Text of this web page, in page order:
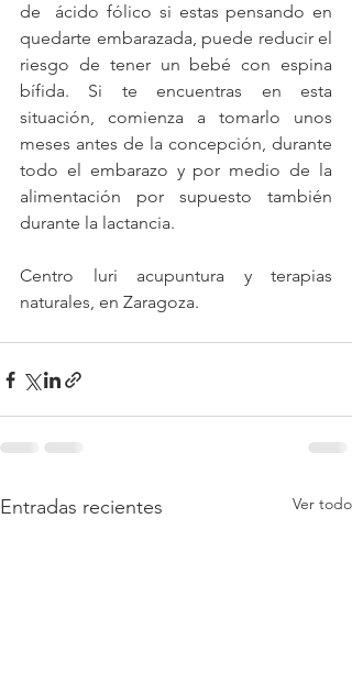
de  ácido fólico si estas pensando en
quedarte embarazada, puede reducir el
riesgo de tener un bebé con espina
bífida. Si te encuentras en esta
situación, comienza a tomarlo unos
meses antes de la concepción, durante
todo el embarazo y por medio de la
alimentación por supuesto también
durante la lactancia.
Centro luri acupuntura y terapias
naturales, en Zaragoza.
Entradas recientes Ver todo